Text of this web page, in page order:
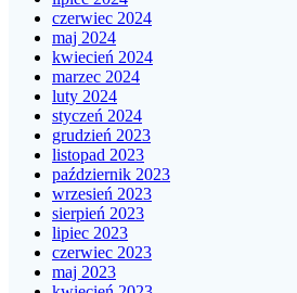
czerwiec 2024
maj 2024
kwiecień 2024
marzec 2024
luty 2024
styczeń 2024
grudzień 2023
listopad 2023
październik 2023
wrzesień 2023
sierpień 2023
lipiec 2023
czerwiec 2023
maj 2023